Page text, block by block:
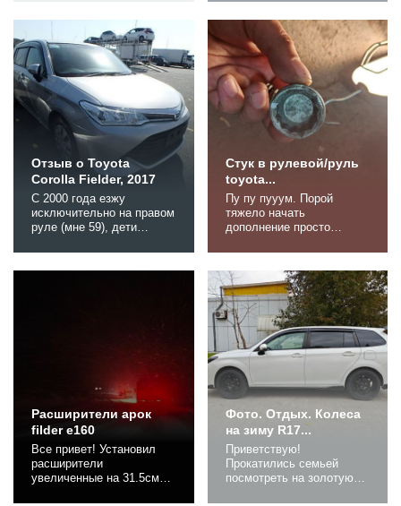
какимлибо
обстоятельствам буду
реветь как рёвакорова
однозначно:( Владею
полтора года и не жалею,
что купила именно её!
Моя первая машина,
продаван хотел за нее
239тыс.р, сошлись на
205...
решил я всетаки написать
свои первый отзыв про
Филдера в 161 кузове.
Прошу не закидывать
помидорами и яйцами,
если что не так… Владею
автомобилем почти
полтора года. Сразу
следует сказать, что
Филдер – это моё второе
Отзыв о Toyota
Corolla Fielder, 2017
С 2000 года езжу
исключительно на правом
руле (мне 59), дети
«японках», у сына сейчас
тоже праворульная. Был
родственника). Поработал
Стук в рулевой/руль
toyota...
Пу пу пууум. Порой
тяжело начать
дополнение просто
продолжить сухими
фактами, опубликовать и
Васякот. Порой требуется
некоторое вступление, в
котором пытаюсь
передать впечатления.
Кому требуется? Да мне,
наверное. Лишний раз
убедиться, что
стереотипное мышление
ловушка для...
Расширители арок
filder e160
Все привет! Установил
расширители
увеличенные на 31.5см
Фото. Отдых. Колеса
на зиму R17...
Приветствую!
Прокатились семьей
посмотреть на золотую